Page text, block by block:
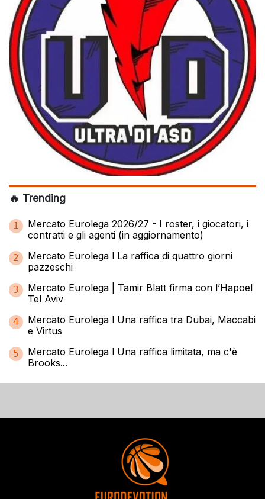
🔥 Trending
1
Mercato Eurolega 2026/27 - I roster, i giocatori, i
contratti e gli agenti (in aggiornamento)
2
Mercato Eurolega l La raffica di quattro giorni
pazzeschi
3
Mercato Eurolega | Tamir Blatt firma con l’Hapoel
Tel Aviv
4
Mercato Eurolega l Una raffica tra Dubai, Maccabi
e Virtus
5
Mercato Eurolega l Una raffica limitata, ma c'è
Brooks...